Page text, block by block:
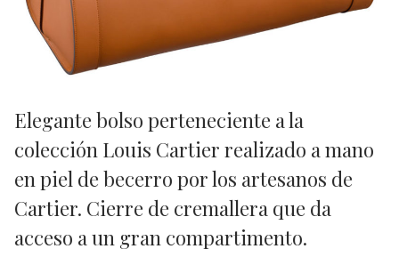
Elegante bolso perteneciente a la
colección Louis Cartier realizado a mano
en piel de becerro por los artesanos de
Cartier. Cierre de cremallera que da
acceso a un gran compartimento.